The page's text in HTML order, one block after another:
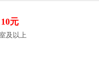
10元
及以上